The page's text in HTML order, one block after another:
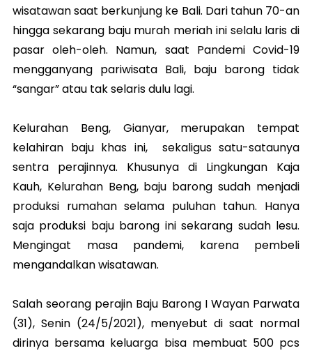
wisatawan saat berkunjung ke Bali. Dari tahun 70-an
hingga sekarang baju murah meriah ini selalu laris di
pasar oleh-oleh. Namun, saat Pandemi Covid-19
mengganyang pariwisata Bali, baju barong tidak
“sangar” atau tak selaris dulu lagi.
Kelurahan Beng, Gianyar, merupakan tempat
kelahiran baju khas ini, sekaligus satu-sataunya
sentra perajinnya. Khusunya di Lingkungan Kaja
Kauh, Kelurahan Beng, baju barong sudah menjadi
produksi rumahan selama puluhan tahun. Hanya
saja produksi baju barong ini sekarang sudah lesu.
Mengingat masa pandemi, karena pembeli
mengandalkan wisatawan.
Salah seorang perajin Baju Barong I Wayan Parwata
(31), Senin (24/5/2021), menyebut di saat normal
dirinya bersama keluarga bisa membuat 500 pcs